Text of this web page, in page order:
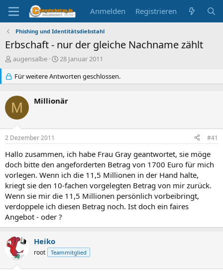
Anmelden Registrieren
Phishing und Identitätsdiebstahl
Erbschaft - nur der gleiche Nachname zählt
E
s
t
e
l
l
e
r
augensalbe
E
s
t
l
a
28 Januar 2011
Für weitere Antworten geschlossen.
M Millionär
2 Dezember 2011 #41
Hallo zusammen, ich habe Frau Gray geantwortet, sie möge
doch bitte den angeforderten Betrag von 1700 Euro für mich
vorlegen. Wenn ich die 11,5 Millionen in der Hand halte,
kriegt sie den 10-fachen vorgelegten Betrag von mir zurück.
Wenn sie mir die 11,5 Millionen persönlich vorbeibringt,
verdoppele ich diesen Betrag noch. Ist doch ein faires
Angebot - oder ?
Heiko
root Teammitglied